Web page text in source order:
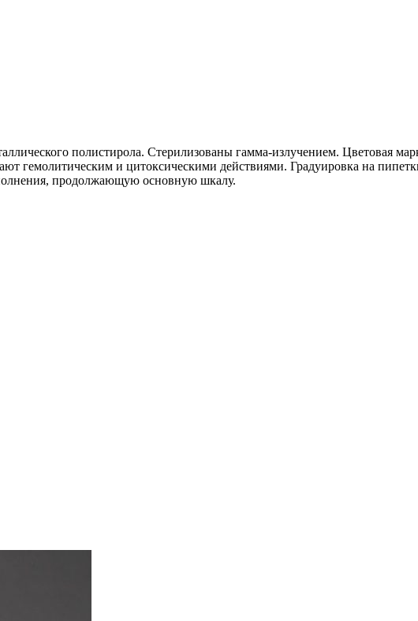
полистирола. Стерилизованы гамма-излучением. Цветовая
гемолитическим и цитоксическими действиями. Градуировка на
продолжающую основную шкалу.